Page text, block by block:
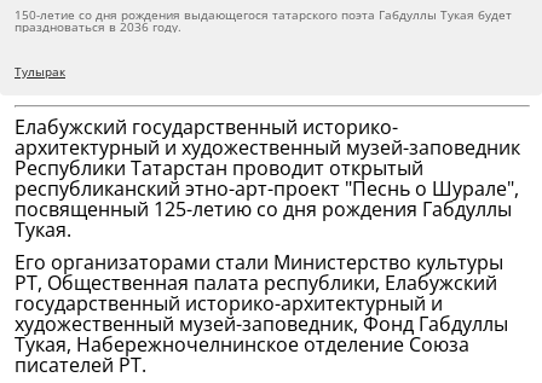
150-летие со дня рождения выдающегося татарского поэта Габдуллы Тукая будет
праздноваться в 2036 году.
Тулырак
Елабужский государственный историко-
архитектурный и художественный музей-заповедник
Республики Татарстан проводит открытый
республиканский этно-арт-проект "Песнь о Шурале",
посвященный 125-летию со дня рождения Габдуллы
Тукая.
Его организаторами стали Министерство культуры
РТ, Общественная палата республики, Елабужский
государственный историко-архитектурный и
художественный музей-заповедник, Фонд Габдуллы
Тукая, Набережночелнинское отделение Союза
писателей РТ.